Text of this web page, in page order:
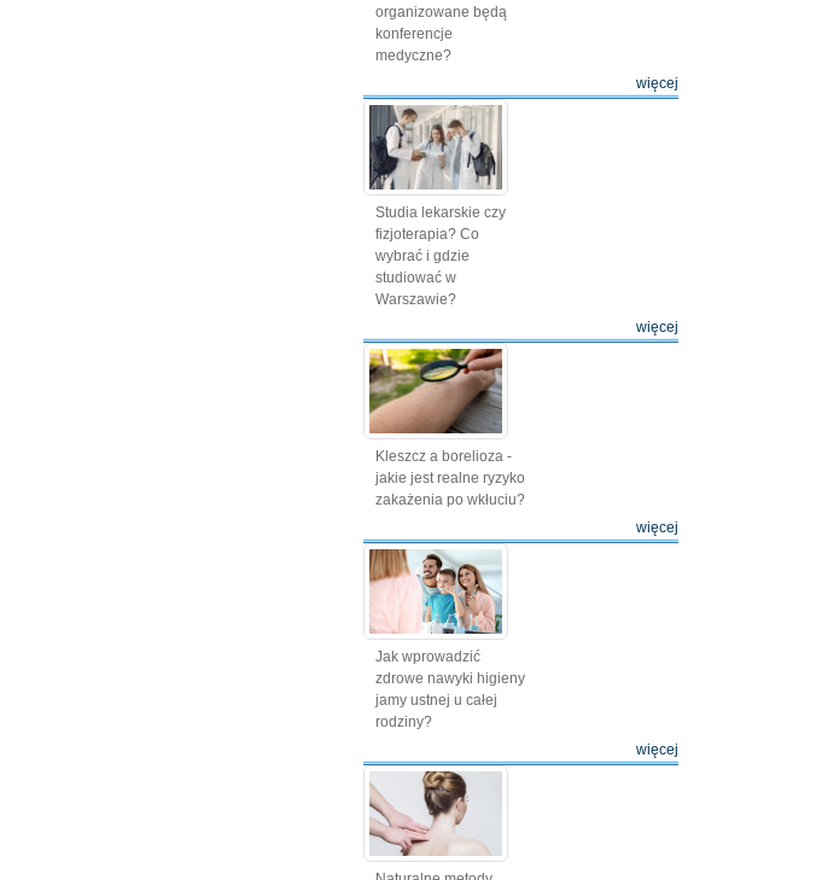
organizowane będą
konferencje
medyczne?
więcej
Studia lekarskie czy
fizjoterapia? Co
wybrać i gdzie
studiować w
Warszawie?
więcej
Kleszcz a borelioza -
jakie jest realne ryzyko
zakażenia po wkłuciu?
więcej
Jak wprowadzić
zdrowe nawyki higieny
jamy ustnej u całej
rodziny?
więcej